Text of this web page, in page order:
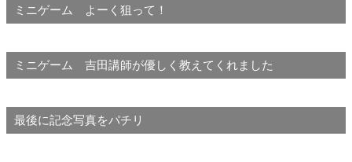
ミニゲーム よーく狙って！
ミニゲーム 吉田講師が優しく教えてくれました
最後に記念写真をパチリ